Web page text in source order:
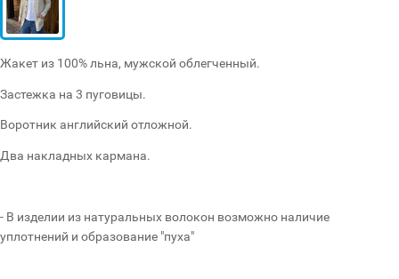
Жакет из 100% льна, мужской облегченный.
Застежка на 3 пуговицы.
Воротник английский отложной.
Два накладных кармана.
- В изделии из натуральных волокон возможно наличие
уплотнений и образование "пуха"